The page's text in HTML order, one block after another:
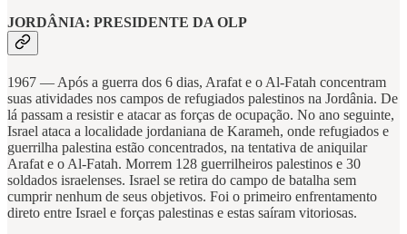
JORDÂNIA: PRESIDENTE DA OLP
1967 — Após a guerra dos 6 dias, Arafat e o Al-Fatah concentram
suas atividades nos campos de refugiados palestinos na Jordânia. De
lá passam a resistir e atacar as forças de ocupação. No ano seguinte,
Israel ataca a localidade jordaniana de Karameh, onde refugiados e
guerrilha palestina estão concentrados, na tentativa de aniquilar
Arafat e o Al-Fatah. Morrem 128 guerrilheiros palestinos e 30
soldados israelenses. Israel se retira do campo de batalha sem
cumprir nenhum de seus objetivos. Foi o primeiro enfrentamento
direto entre Israel e forças palestinas e estas saíram vitoriosas.